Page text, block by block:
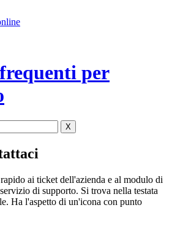
per
X
ai ticket dell'azienda e al modulo di
di supporto. Si trova nella testata
Ha l'aspetto di un'icona con punto